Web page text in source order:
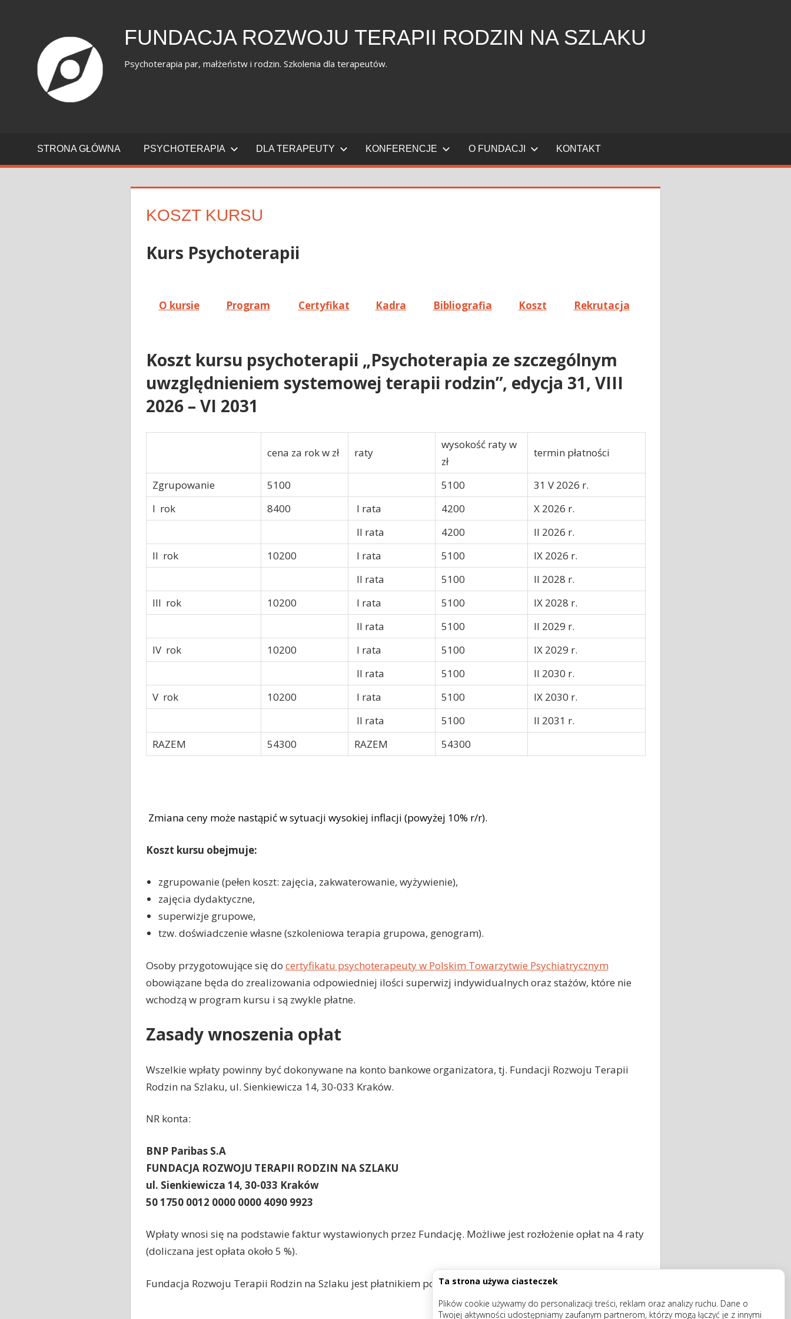
Ta strona używa ciasteczek
Plików cookie używamy do personalizacji treści, reklam oraz analizy ruchu. Dane o
Twojej aktywności udostępniamy zaufanym partnerom, którzy mogą łączyć je z innymi
FUNDACJA ROZWOJU TERAPII RODZIN NA SZLAKU
Psychoterapia par, małżeństw i rodzin. Szkolenia dla terapeutów.
STRONA GŁÓWNA PSYCHOTERAPIA DLA TERAPEUTY KONFERENCJE O FUNDACJI KONTAKT
KOSZT KURSU
Kurs Psychoterapii
O kursie Program Certyfikat Kadra Bibliografia Koszt Rekrutacja
Koszt kursu psychoterapii „Psychoterapia ze szczególnym
uwzględnieniem systemowej terapii rodzin”, edycja 31, VIII
2026 – VI 2031
cena za rok w zł raty
wysokość raty w
zł
termin płatności
Zgrupowanie 5100 5100
31 V 2026 r.
I rok
8400 I rata 4200
X 2026 r.
II rata
4200
II 2026 r.
II rok
10200 I rata 5100
IX 2026 r.
II rata
5100
II 2028 r.
III rok
10200 I rata 5100
IX 2028 r.
II rata
5100
II 2029 r.
IV rok
10200 I rata 5100
IX 2029 r.
II rata
5100
II 2030 r.
V rok
10200 I rata 5100
IX 2030 r.
II rata
5100
II 2031 r.
RAZEM
54300 RAZEM 54300
Zmiana ceny może nastąpić w sytuacji wysokiej inflacji (powyżej 10% r/r).
Koszt kursu obejmuje:
zgrupowanie (pełen koszt: zajęcia, zakwaterowanie, wyżywienie),
zajęcia dydaktyczne,
superwizje grupowe,
tzw. doświadczenie własne (szkoleniowa terapia grupowa, genogram).
Osoby przygotowujące się do certyfikatu psychoterapeuty w Polskim Towarzytwie Psychiatrycznym
obowiązane będa do zrealizowania odpowiedniej ilości superwizj indywidualnych oraz stażów, które nie
wchodzą w program kursu i są zwykle płatne.
Zasady wnoszenia opłat
Wszelkie wpłaty powinny być dokonywane na konto bankowe organizatora, tj. Fundacji Rozwoju Terapii
Rodzin na Szlaku, ul. Sienkiewicza 14, 30-033 Kraków.
NR konta:
BNP Paribas S.A
FUNDACJA ROZWOJU TERAPII RODZIN NA SZLAKU
ul. Sienkiewicza 14, 30-033 Kraków
50 1750 0012 0000 0000 4090 9923
Wpłaty wnosi się na podstawie faktur wystawionych przez Fundację. Możliwe jest rozłożenie opłat na 4 raty
(doliczana jest opłata około 5 %).
Fundacja Rozwoju Terapii Rodzin na Szlaku jest płatnikiem podatku VAT.